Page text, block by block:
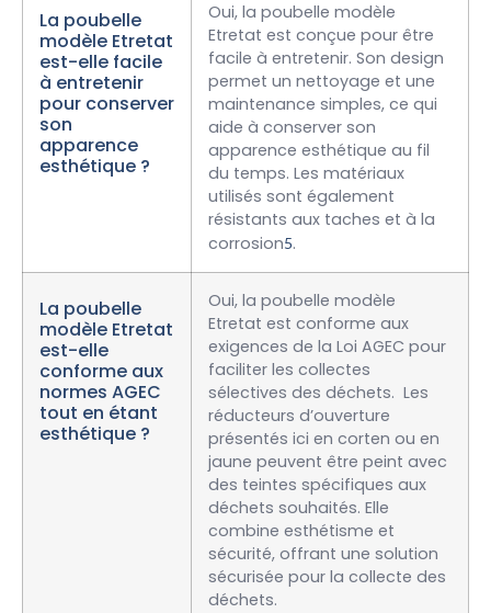
La poubelle
modèle Etretat
est-elle facile
à entretenir
pour conserver
son
apparence
esthétique ?
Oui, la poubelle modèle
Etretat est conçue pour être
facile à entretenir. Son design
permet un nettoyage et une
maintenance simples, ce qui
aide à conserver son
apparence esthétique au fil
du temps. Les matériaux
utilisés sont également
résistants aux taches et à la
corrosion5.
La poubelle
modèle Etretat
est-elle
conforme aux
normes AGEC
tout en étant
esthétique ?
Oui, la poubelle modèle
Etretat est conforme aux
exigences de la Loi AGEC pour
faciliter les collectes
sélectives des déchets. Les
réducteurs d’ouverture
présentés ici en corten ou en
jaune peuvent être peint avec
des teintes spécifiques aux
déchets souhaités. Elle
combine esthétisme et
sécurité, offrant une solution
sécurisée pour la collecte des
déchets.